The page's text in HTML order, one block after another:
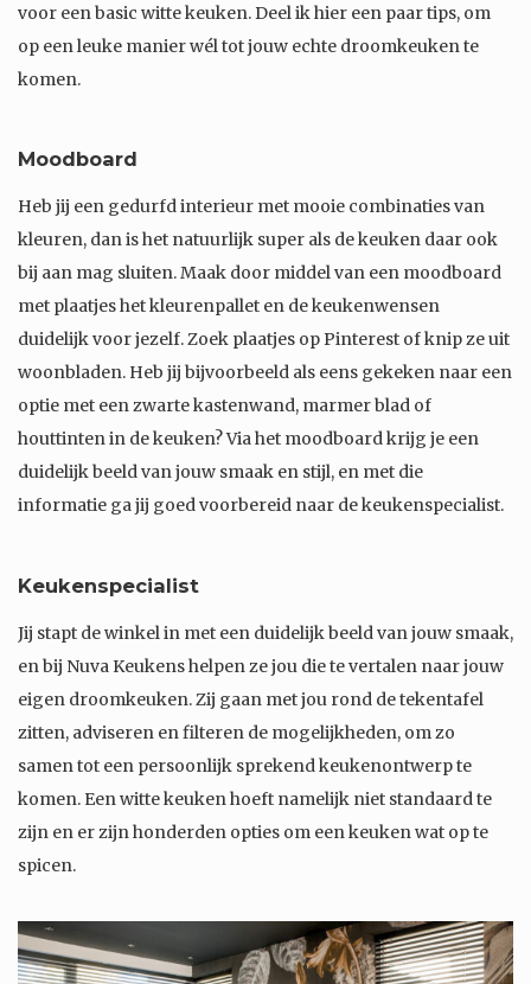
voor een basic witte keuken. Deel ik hier een paar tips, om
op een leuke manier wél tot jouw echte droomkeuken te
komen.
Moodboard
Heb jij een gedurfd interieur met mooie combinaties van
kleuren, dan is het natuurlijk super als de keuken daar ook
bij aan mag sluiten. Maak door middel van een moodboard
met plaatjes het kleurenpallet en de keukenwensen
duidelijk voor jezelf. Zoek plaatjes op Pinterest of knip ze uit
woonbladen. Heb jij bijvoorbeeld als eens gekeken naar een
optie met een zwarte kastenwand, marmer blad of
houttinten in de keuken? Via het moodboard krijg je een
duidelijk beeld van jouw smaak en stijl, en met die
informatie ga jij goed voorbereid naar de keukenspecialist.
Keukenspecialist
Jij stapt de winkel in met een duidelijk beeld van jouw smaak,
en bij Nuva Keukens helpen ze jou die te vertalen naar jouw
eigen droomkeuken. Zij gaan met jou rond de tekentafel
zitten, adviseren en filteren de mogelijkheden, om zo
samen tot een persoonlijk sprekend keukenontwerp te
komen. Een witte keuken hoeft namelijk niet standaard te
zijn en er zijn honderden opties om een keuken wat op te
spicen.